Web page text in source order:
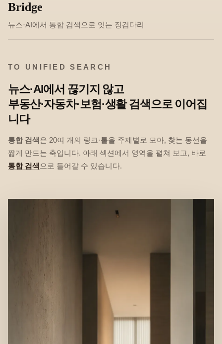
Bridge
뉴스·AI에서 통합 검색으로 잇는 징검다리
TO UNIFIED SEARCH
뉴스·AI에서 끊기지 않고
부동산·자동차·보험·생활 검색으로 이어집
니다
통합 검색 은 20여 개의 링크·툴을 주제별로 모아, 찾는 동선을
짧게 만드는 축입니다. 아래 섹션에서 영역을 펼쳐 보고, 바로
통합 검색 으로 들어갈 수 있습니다.